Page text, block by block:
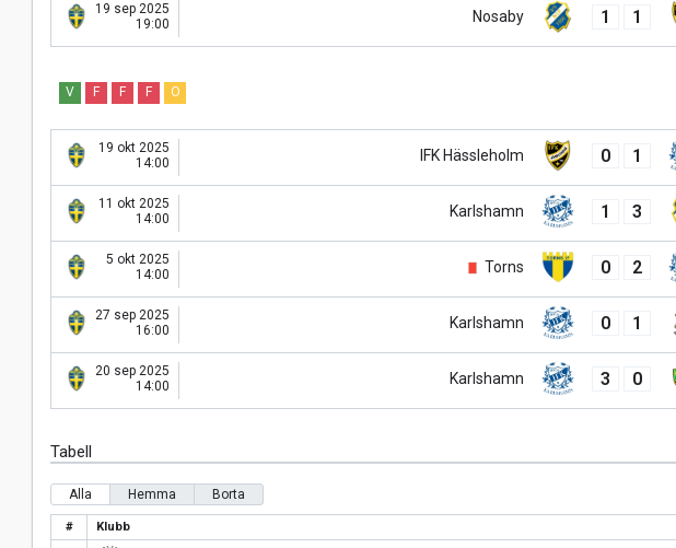
19 sep 2025
19:00
Nosaby 1 1
V F F F O
19 okt 2025
14:00
IFK Hässleholm 0 1
11 okt 2025
14:00
Karlshamn 1 3
5 okt 2025
14:00
Torns 0 2
27 sep 2025
16:00
Karlshamn 0 1
20 sep 2025
14:00
Karlshamn 3 0
Tabell
Alla Hemma Borta
# Klubb